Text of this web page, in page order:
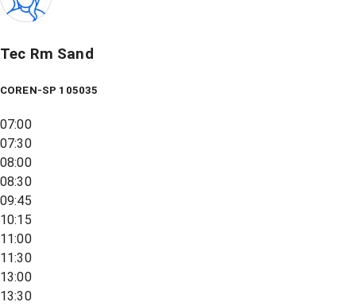
Tec Rm Sand
COREN-SP 105035
07:00
07:30
08:00
08:30
09:45
10:15
11:00
11:30
13:00
13:30